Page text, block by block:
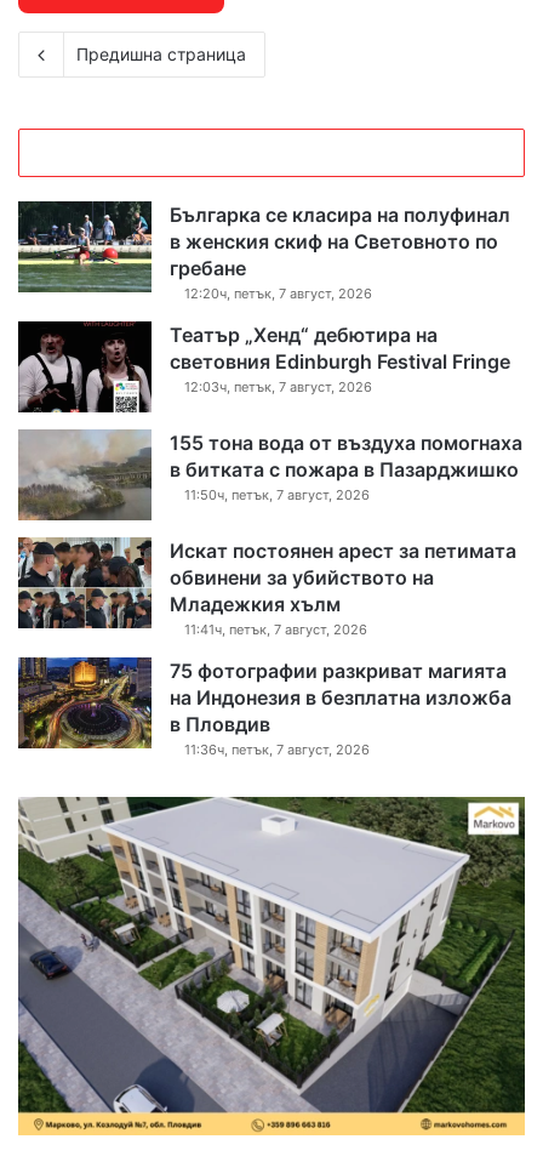
Предишна страница
Българка се класира на полуфинал
в женския скиф на Световното по
гребане
12:20ч, петък, 7 август, 2026
Театър „Хенд“ дебютира на
световния Edinburgh Festival Fringe
12:03ч, петък, 7 август, 2026
155 тона вода от въздуха помогнаха
в битката с пожара в Пазарджишко
11:50ч, петък, 7 август, 2026
Искат постоянен арест за петимата
обвинени за убийството на
Младежкия хълм
11:41ч, петък, 7 август, 2026
75 фотографии разкриват магията
на Индонезия в безплатна изложба
в Пловдив
11:36ч, петък, 7 август, 2026